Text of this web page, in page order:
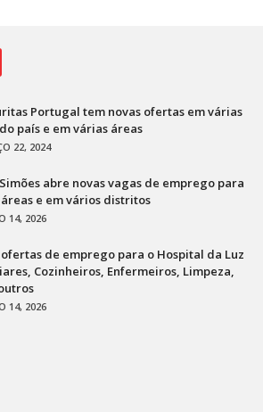
Portugal tem novas ofertas em várias
país e em várias áreas
22, 2024
abre novas vagas de emprego para
e em vários distritos
14, 2026
ofertas de emprego para o Hospital da Luz
Cozinheiros, Enfermeiros, Limpeza,
14, 2026